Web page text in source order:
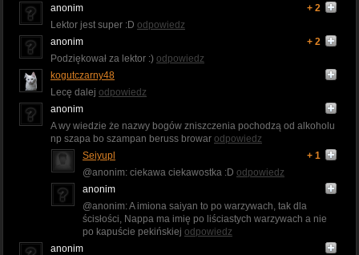
anonim
+ 2
Lektor jest super :D odpowiedz
anonim
+ 2
Podziękował za lektor :) odpowiedz
kogutczarny48
Lecę dalej odpowiedz
anonim
A wy wiedzie że nazwy bogów zniszczenia pochodzą od alkoholu
np szapa bo szampan beruss browar odpowiedz
Seiyupl
+ 1
@anonim: ciekawa ciekawostka :D odpowiedz
anonim
@anonim: A imiona saiyan to po warzywach, tak dla
ścisłości, Nappa ma imię po liściastych warzywach a nie
po kapuście pekińskiej odpowiedz
anonim